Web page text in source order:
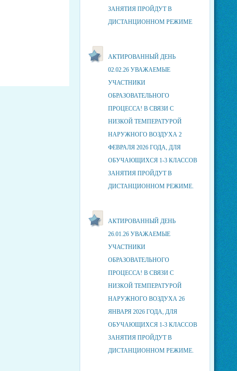
ЗАНЯТИЯ ПРОЙДУТ В
ДИСТАНЦИОННОМ РЕЖИМЕ
АКТИРОВАННЫЙ ДЕНЬ
02.02.26 УВАЖАЕМЫЕ
УЧАСТНИКИ
ОБРАЗОВАТЕЛЬНОГО
ПРОЦЕССА! В СВЯЗИ С
НИЗКОЙ ТЕМПЕРАТУРОЙ
НАРУЖНОГО ВОЗДУХА 2
ФЕВРАЛЯ 2026 ГОДА, ДЛЯ
ОБУЧАЮЩИХСЯ 1-3 КЛАССОВ
ЗАНЯТИЯ ПРОЙДУТ В
ДИСТАНЦИОННОМ РЕЖИМЕ.
АКТИРОВАННЫЙ ДЕНЬ
26.01.26 УВАЖАЕМЫЕ
УЧАСТНИКИ
ОБРАЗОВАТЕЛЬНОГО
ПРОЦЕССА! В СВЯЗИ С
НИЗКОЙ ТЕМПЕРАТУРОЙ
НАРУЖНОГО ВОЗДУХА 26
ЯНВАРЯ 2026 ГОДА, ДЛЯ
ОБУЧАЮЩИХСЯ 1-3 КЛАССОВ
ЗАНЯТИЯ ПРОЙДУТ В
ДИСТАНЦИОННОМ РЕЖИМЕ.